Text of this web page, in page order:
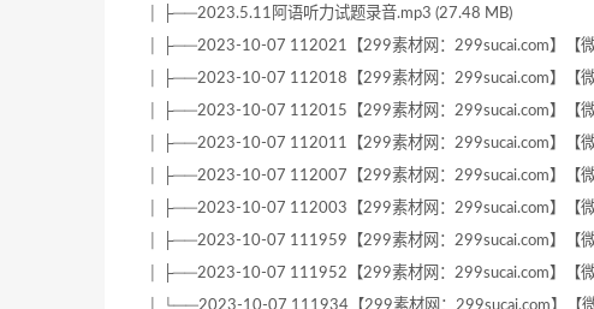
│ ├──2023.5.11阿语听力试题录音.mp3 (27.48 MB)
│ ├──2023-10-07 112021【299素材网：299sucai.com】【
│ ├──2023-10-07 112018【299素材网：299sucai.com】【
│ ├──2023-10-07 112015【299素材网：299sucai.com】【
│ ├──2023-10-07 112011【299素材网：299sucai.com】【
│ ├──2023-10-07 112007【299素材网：299sucai.com】【
│ ├──2023-10-07 112003【299素材网：299sucai.com】【
│ ├──2023-10-07 111959【299素材网：299sucai.com】【
│ ├──2023-10-07 111952【299素材网：299sucai.com】【
│ └──2023-10-07 111934【299素材网：299sucai.com】【